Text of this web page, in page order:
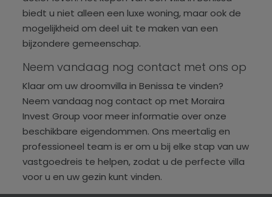
biedt u niet alleen een luxe woning, maar ook de
mogelijkheid om deel uit te maken van een
bijzondere gemeenschap.
Neem vandaag nog contact met ons op
Klaar om uw droomvilla in Benissa te vinden?
Neem vandaag nog contact op met Moraira
Invest Group voor meer informatie over onze
beschikbare eigendommen. Ons meertalig en
professioneel team is er om u bij elke stap van uw
vastgoedreis te helpen, zodat u de perfecte villa
voor u en uw gezin kunt vinden.